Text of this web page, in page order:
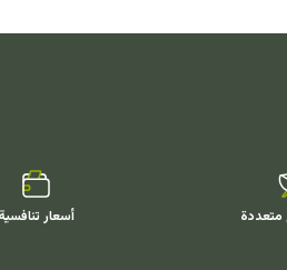
متعددة أسعار تنافسية